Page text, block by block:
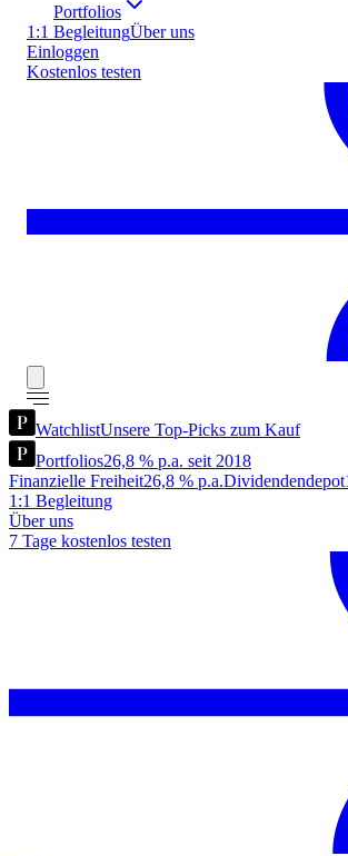
Portfolios
1:1 BegleitungÜber uns
Einloggen
Kostenlos testen
WatchlistUnsere Top-Picks zum Kauf
Portfolios26,8 % p.a. seit 2018
Finanzielle Freiheit26,8 % p.a.Dividendendepot
1:1 Begleitung
Über uns
7 Tage kostenlos testen